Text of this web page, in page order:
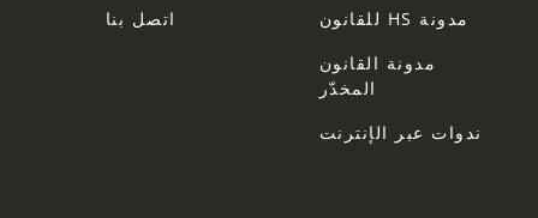
مدونة HS للقانون
مدونة القانون
المخدّر
ندوات عبر الإنترنت
اتصل بنا